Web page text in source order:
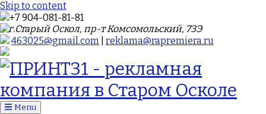
Skip to content
+7 904-081-81-81
г.Старый Оскол, пр-т Комсомольский, 73Э
463025@gmail.com reklama@rapremiera.ru
Menu